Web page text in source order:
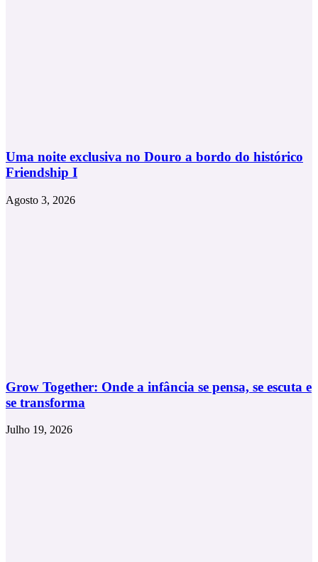
Uma noite exclusiva no Douro a bordo do histórico
Friendship I
Agosto 3, 2026
Grow Together: Onde a infância se pensa, se escuta e
se transforma
Julho 19, 2026